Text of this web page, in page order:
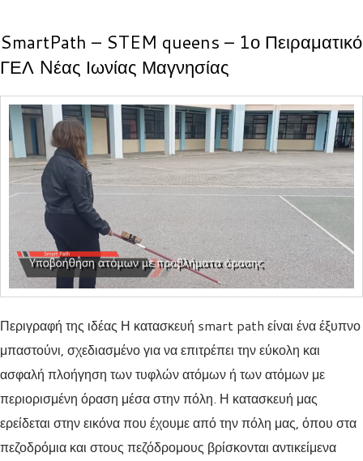
SmartPath – STEM queens – 1ο Πειραματικό
ΓΕΛ Nέας Ιωνίας Μαγνησίας
Περιγραφή της ιδέας Η κατασκευή smart path είναι ένα έξυπνο
μπαστούνι, σχεδιασμένο για να επιτρέπει την εύκολη και
ασφαλή πλοήγηση των τυφλών ατόμων ή των ατόμων με
περιορισμένη όραση μέσα στην πόλη. Η κατασκευή μας
ερείδεται στην εικόνα που έχουμε από την πόλη μας, όπου στα
πεζοδρόμια και στους πεζόδρομους βρίσκονται αντικείμενα